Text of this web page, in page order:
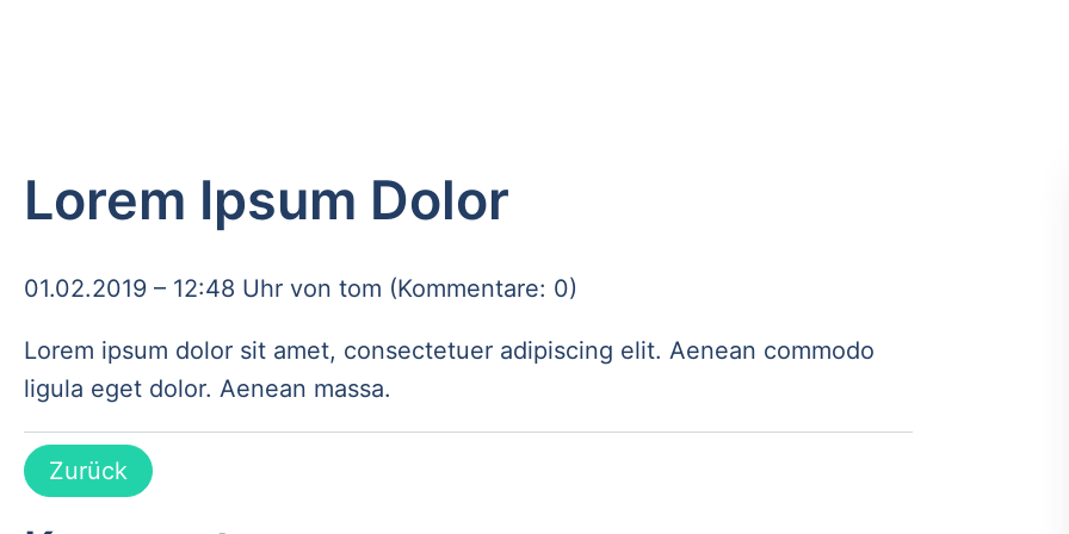
Lorem Ipsum Dolor
01.02.2019 – 12:48 Uhr von tom (Kommentare: 0)
Lorem ipsum dolor sit amet, consectetuer adipiscing elit. Aenean commodo
ligula eget dolor. Aenean massa.
Zurück